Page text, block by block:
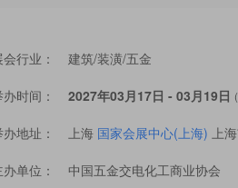
行业： 建筑/装潢/五金
时间： 2027年03月17日 - 03月19日
地址： 上海 国家会展中心(上海) 上
单位： 中国五金交电化工商业协会